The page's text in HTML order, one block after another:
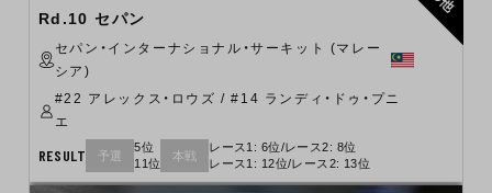
Rd.10 セパン
セパン・インターナショナル・サーキット (マレー
シア)
#22 アレックス・ロウズ / #14 ランディ・ドゥ・プニ
エ
RESULT 予選
5位
11位
本戦
レース1: 6位/レース2: 8位
レース1: 12位/レース2: 13位